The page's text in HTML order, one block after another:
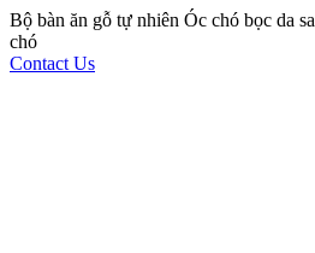
Bộ bàn ăn gỗ tự nhiên Óc chó bọc da
chó
Contact Us